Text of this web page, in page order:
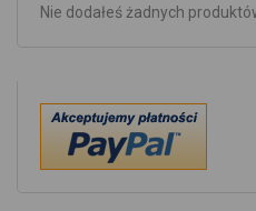
Nie dodałeś żadnych